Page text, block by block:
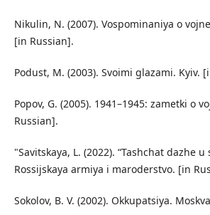
Nikulin, N. (2007). Vospominaniya o
[in Russian].
Podust, M. (2003). Svoimi glazami. Kyiv.
Popov, G. (2005). 1941–1945: zametki o
Russian].
"Savitskaya, L. (2022). “Tashchat dazhe u
Rossijskaya armiya i maroderstvo. [in
Sokolov, B. V. (2002). Okkupatsiya.